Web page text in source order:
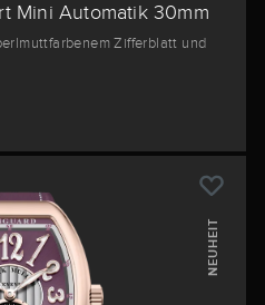
Mini Automatik 30mm
Zifferblatt und
NEUHEIT